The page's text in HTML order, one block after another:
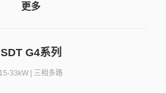
更多
SDT G4系列
15-33kW | 三相多路